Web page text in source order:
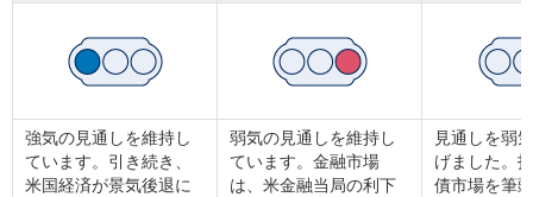
強気の見通しを維持し
ています。引き続き、
米国経済が景気後退に
弱気の見通しを維持し
ています。金融市場
は、米金融当局の利下
見通しを弱
げました。
債市場を筆